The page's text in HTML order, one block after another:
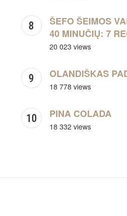
ŠEFO ŠEIMOS
40 MINUČIŲ: 7
20 023 views
OLANDIŠKAS
18 778 views
PINA COLADA
18 332 views